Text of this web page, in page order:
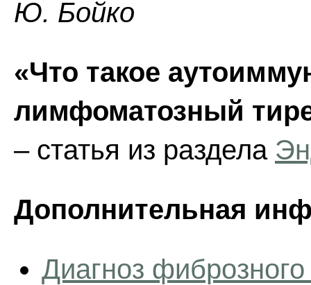
Ю. Бойко
«Что такое
лимфоматозный
– статья из раздела
Дополнительная
Диагноз